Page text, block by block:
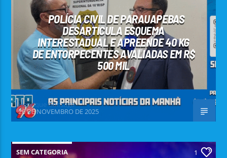
POLÍCIA CIVIL DE PARAUAPEBAS
DESARTICULA ESQUEMA
INTERESTADUAL E APREENDE 40 KG
DE ENTORPECENTES AVALIADAS EM R$
500 MIL
Henrique Gonzaga
26 DE NOVEMBRO DE 2025
SEM CATEGORIA 1